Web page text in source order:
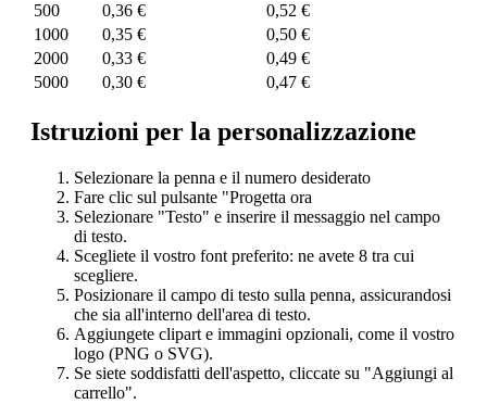
500
0,36 €
0,52 €
1000
0,35 €
0,50 €
2000
0,33 €
0,49 €
5000
0,30 € 0,47 €
Istruzioni per la personalizzazione
Selezionare la penna e il numero desiderato
Fare clic sul pulsante "Progetta ora
Selezionare "Testo" e inserire il messaggio nel campo
di testo.
Scegliete il vostro font preferito: ne avete 8 tra cui
scegliere.
Posizionare il campo di testo sulla penna, assicurandosi
che sia all'interno dell'area di testo.
Aggiungete clipart e immagini opzionali, come il vostro
logo (PNG o SVG).
Se siete soddisfatti dell'aspetto, cliccate su "Aggiungi al
carrello".